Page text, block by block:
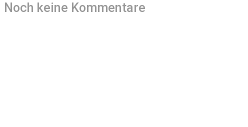
Noch keine Kommentare